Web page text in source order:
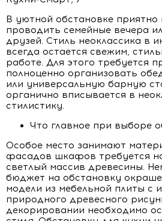
В уютной обстановке приятно
проводить семейные вечера
друзей. Стиль неоклассика в
всегда остается свежим,
работе. Для этого требуется
полноценно организовать
или универсальную барную
органично вписывается в
стилистику.
Что главное при выборе
Особое место занимают
фасадов шкафов требуется
светлый массив древесины.
бюджет на обстановку
модели из мебельной плиты с
природного древесного
декорировании необходимо